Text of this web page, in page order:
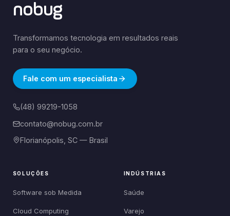
nobug
Transformamos tecnologia em resultados reais
para o seu negócio.
Fale com um especialista
(48) 99219-1058
contato@nobug.com.br
Florianópolis, SC — Brasil
SOLUÇÕES
Software sob Medida
Cloud Computing
INDÚSTRIAS
Saúde
Varejo